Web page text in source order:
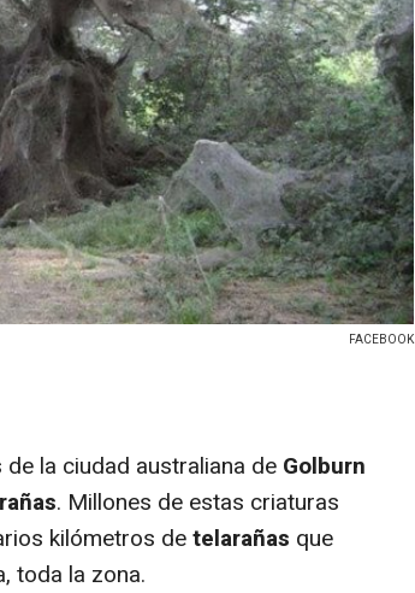
FACEBOOK
la ciudad australiana de Golburn
. Millones de estas criaturas
kilómetros detelarañas que
toda la zona.